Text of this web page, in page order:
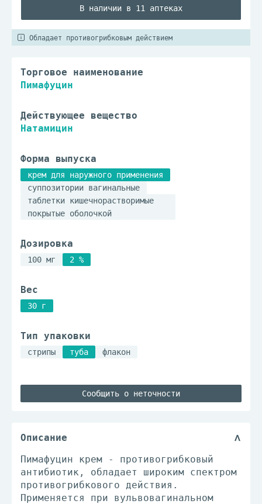
В наличии в 11 аптеках
Обладает противогрибковым действием
Торговое наименование
Пимафуцин
Действующее вещество
Натамицин
Форма выпуска
крем для наружного применения
суппозитории вагинальные
таблетки кишечнорастворимые
покрытые оболочкой
Дозировка
100 мг 2 %
Вес
30 г
Тип упаковки
стрипы туба флакон
Сообщить о неточности
Описание
Пимафуцин крем - противогрибковый
антибиотик, обладает широким спектром
противогрибкового действия.
Применяется при вульвовагинальном